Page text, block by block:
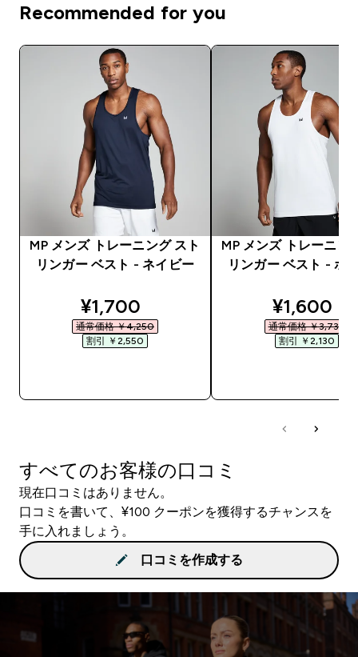
Recommended for you
MP メンズ トレーニング スト
リンガー ベスト - ネイビー
discounted price
¥1,700‎
通常価格 ￥4,250‎
割引 ￥2,550‎
MP メンズ トレーニン
リンガー ベスト - ホ
¥1,600‎
通常価格 ￥3,730‎
割引 ￥2,130‎
すべてのお客様の口コミ
現在口コミはありません。
口コミを書いて、¥100 クーポンを獲得するチャンスを
手に入れましょう。
口コミを作成する